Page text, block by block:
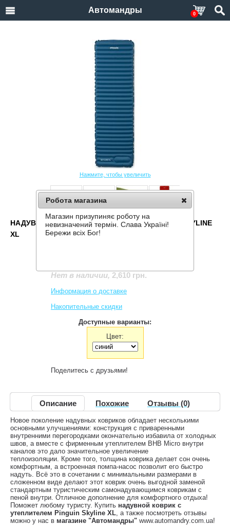
Автомандры 0
Нажмите, чтобы увеличить
НАДУВНОЙ КОВРИК С УТЕПЛИТЕЛЕМ PINGUIN SKYLINE
XL
Нет в наличии, 2,610 грн.
Информация о доставке
Накопительные скидки
Доступные варианты:
Цвет:
Поделитесь с друзьями!
Описание Похожие Отзывы (0)
Новое поколение надувных ковриков обладает несколькими
основными улучшениями: конструкция с приваренными
внутренними перегородками окончательно избавила от холодных
швов, а вместе с фирменным утеплителем BHB Micro внутри
каналов это дало значительное увеличение
теплоизоляции. Кроме того, толщина коврика делает сон очень
комфортным, а встроенная помпа-насос позволит его быстро
надуть. Всё это в сочетании с минимальными размерами в
сложенном виде делают этот коврик очень выгодной заменой
стандартным туристическим самонадувающимся коврикам с
пеной внутри. Отличное дополнение для комфортного отдыха!
Поможет любому туристу. Купить надувной коврик с
утеплителем Pinguin Skyline XL, а также посмотреть отзывы
можно у нас в магазине "Автомандры" www.automandry.com.ua!
Робота магазина
Магазин призупиняє роботу на
невизначений термін. Слава Україні!
Бережи всіх Бог!